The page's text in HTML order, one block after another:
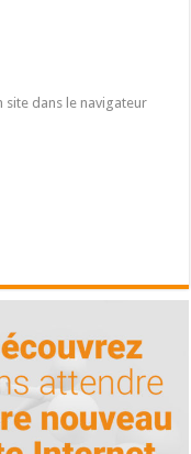
site dans le navigateur